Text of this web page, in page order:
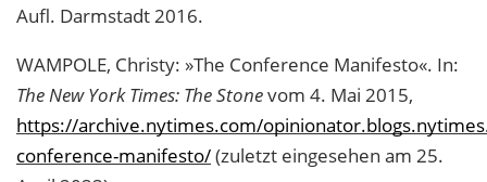
Aufl. Darmstadt 2016.
WAMPOLE, Christy: »The Conference Manifesto«. In:
The New York Times: The Stonevom 4. Mai 2015,
https://archive.nytimes.com/
conference-manifesto/(zuletzt eingesehen am 25.